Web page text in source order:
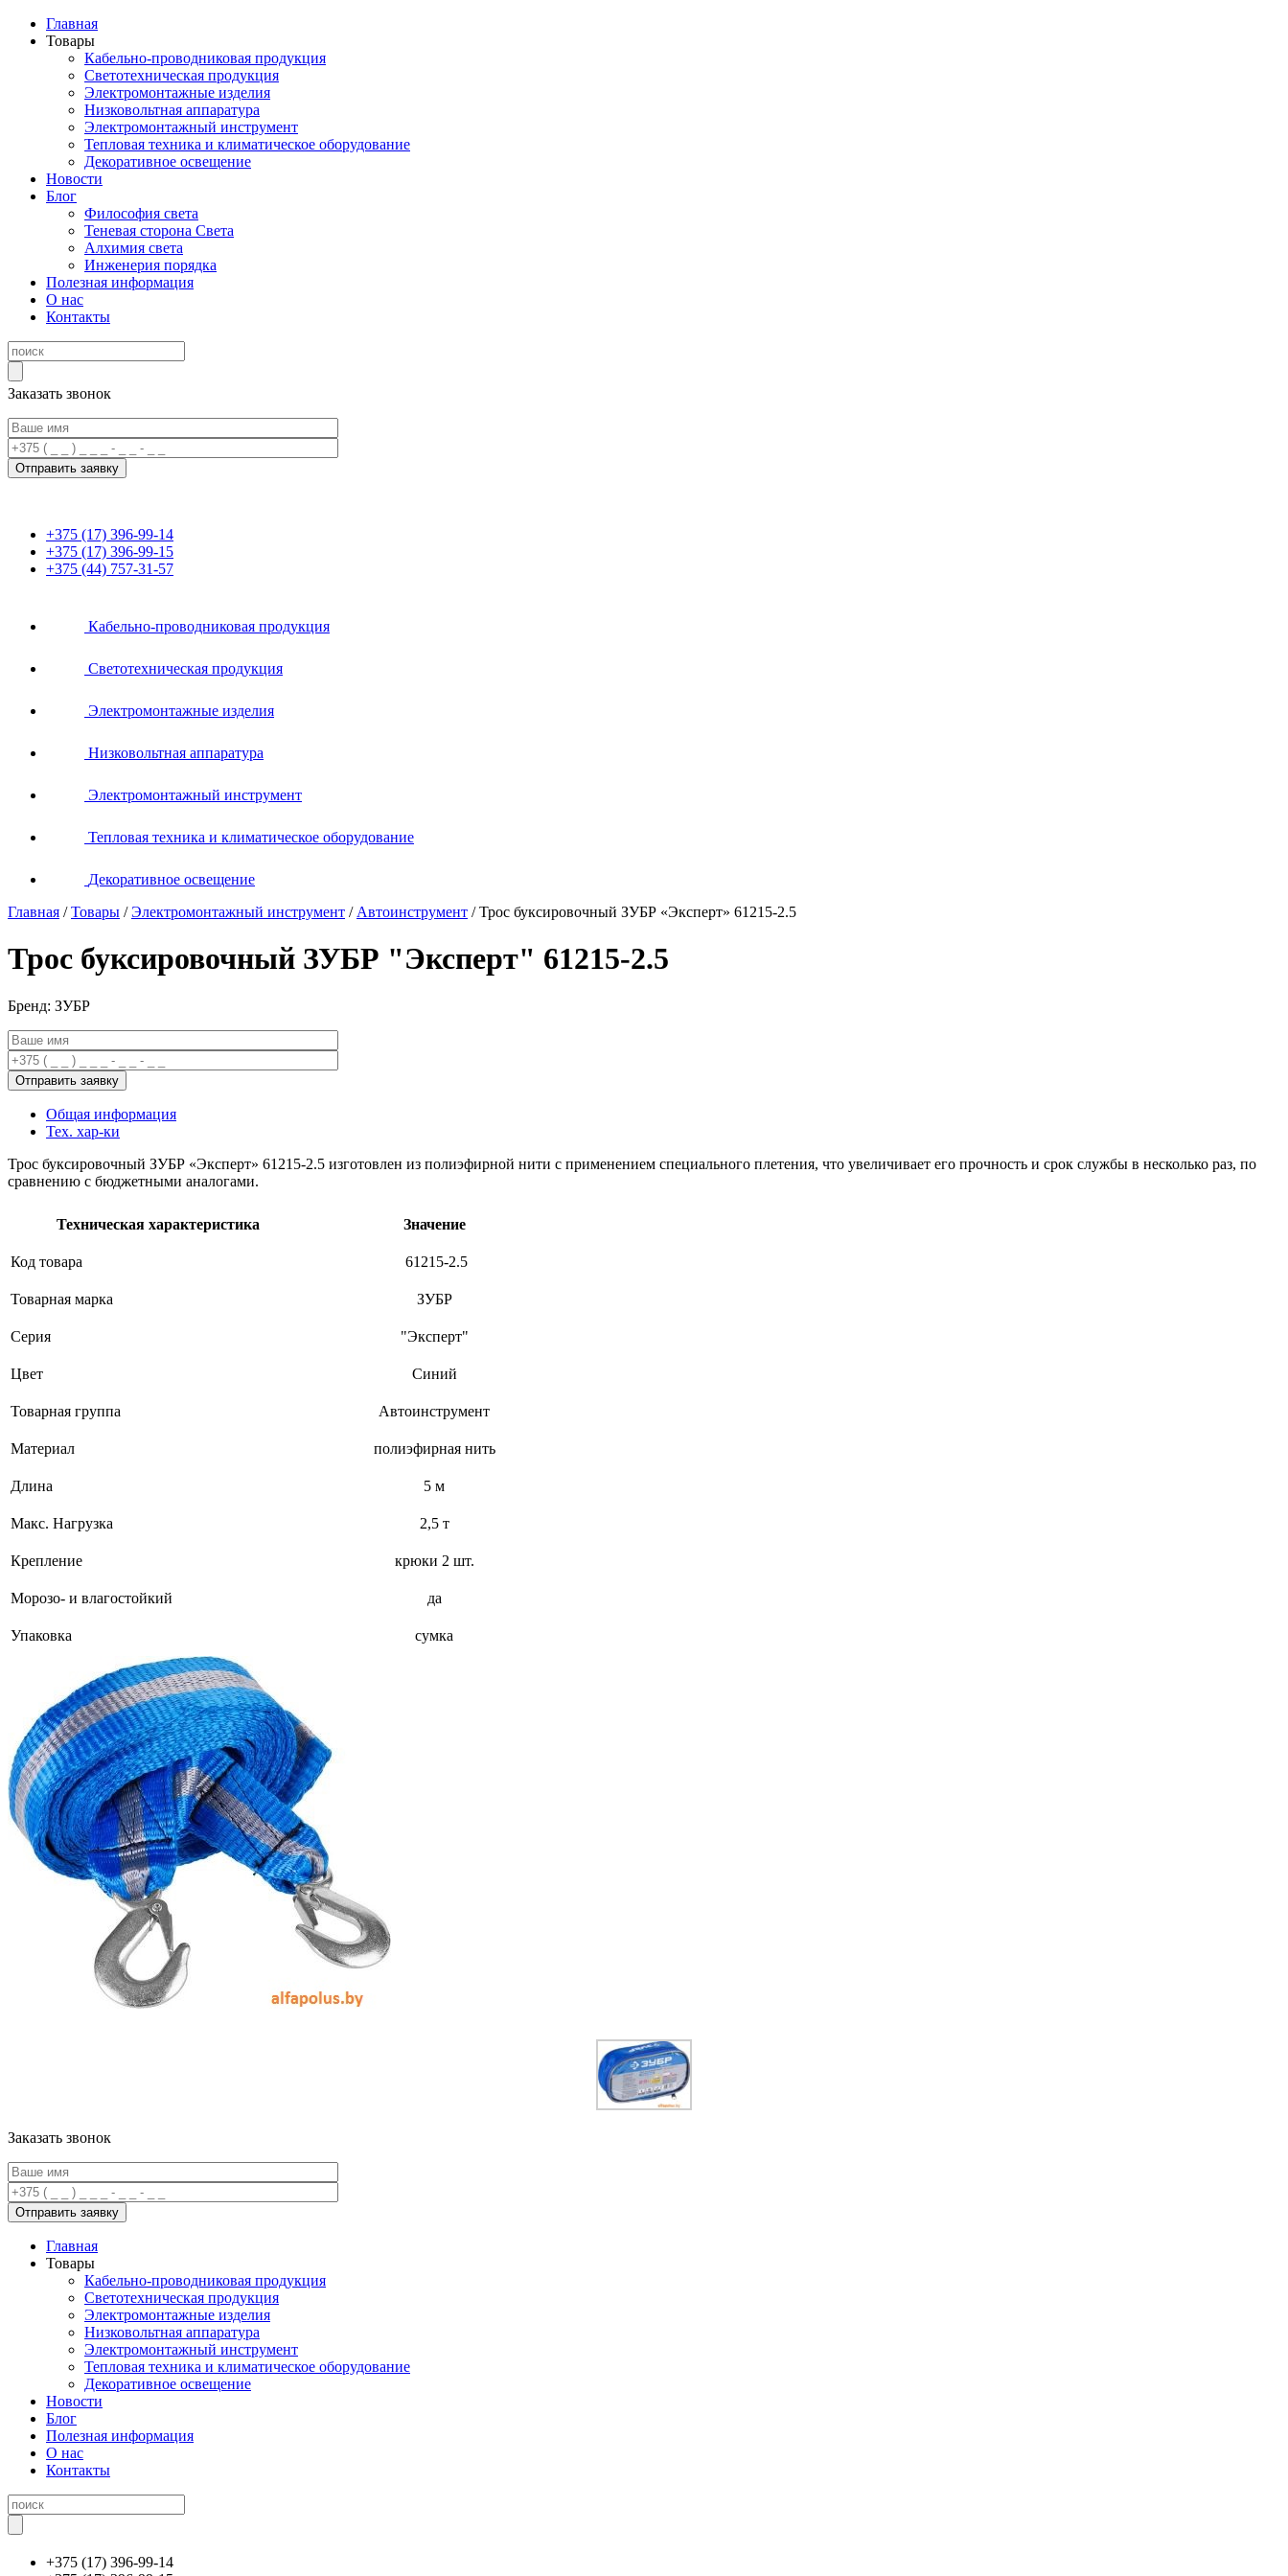
Главная
Товары
Кабельно-проводниковая продукция
Светотехническая продукция
Электромонтажные изделия
Низковольтная аппаратура
Электромонтажный инструмент
Тепловая техника и климатическое оборудование
Декоративное освещение
Новости
Блог
Философия света
Теневая сторона Света
Алхимия света
Инженерия порядка
Полезная информация
О нас
Контакты
Заказать звонок
+375 (17) 396-99-14
+375 (17) 396-99-15
+375 (44) 757-31-57
Кабельно-проводниковая продукция
Светотехническая продукция
Электромонтажные изделия
Низковольтная аппаратура
Электромонтажный инструмент
Тепловая техника и климатическое оборудование
Декоративное освещение
Главная /Товары /Электромонтажный инструмент / Автоинструмент /Трос буксировочный ЗУБР «Эксперт» 61215-2.5
Трос буксировочный ЗУБР "Эксперт" 61215-2.5
Бренд: ЗУБР
Общая информация
Тех. хар-ки
Трос буксировочный ЗУБР «Эксперт» 61215-2.5 изготовлен из полиэфирной нити с применением специального плетения, что увеличивает его прочность и срок службы в несколько раз, по
сравнению с бюджетными аналогами.
Техническая характеристика Значение
Код товара 61215-2.5
Товарная марка ЗУБР
Серия "Эксперт"
Цвет Синий
Товарная группа Автоинструмент
Материал полиэфирная нить
Длина 5 м
Макс. Нагрузка 2,5 т
Крепление крюки 2 шт.
Морозо- и влагостойкий да
Упаковка сумка
Заказать звонок
Главная
Товары
Кабельно-проводниковая продукция
Светотехническая продукция
Электромонтажные изделия
Низковольтная аппаратура
Электромонтажный инструмент
Тепловая техника и климатическое оборудование
Декоративное освещение
Новости
Блог
Полезная информация
О нас
Контакты
+375 (17) 396-99-14